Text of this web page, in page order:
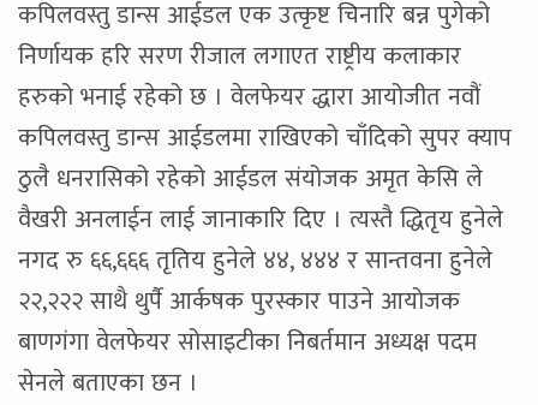
कपिलवस्तु डान्स आईडल एक उत्कृष्ट चिनारि बन्न पुगेको
निर्णायक हरि सरण रीजाल लगाएत राष्ट्रीय कलाकार
हरुको भनाई रहेको छ । वेलफेयर द्धारा आयोजीत नवौं
कपिलवस्तु डान्स आईडलमा राखिएको चाँदिको सुपर क्याप
ठुलै धनरासिको रहेको आईडल संयोजक अमृत केसि ले
वैखरी अनलाईन लाई जानाकारि दिए । त्यस्तै द्धितृय हुनेले
नगद रु ६६,६६६ तृतिय हुनेले ४४, ४४४ र सान्तवना हुनेले
२२,२२२ साथै थुर्पै आर्कषक पुरस्कार पाउने आयोजक
बाणगंगा वेलफेयर सोसाइटीका निबर्तमान अध्यक्ष पदम
सेनले बताएका छन ।